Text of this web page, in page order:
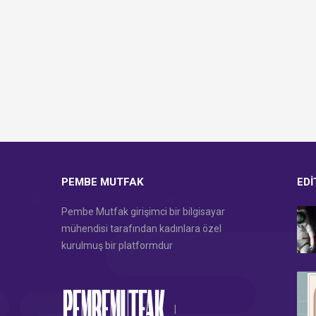
PEMBE MUTFAK
Pembe Mutfak girişimci bir bilgisayar
mühendisi tarafından kadınlara özel
kurulmuş bir platformdur
|